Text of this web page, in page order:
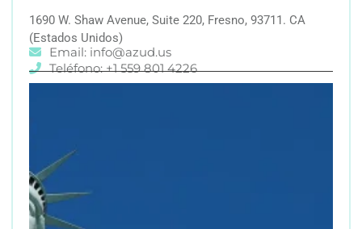
1690 W. Shaw Avenue, Suite 220, Fresno, 93711. CA
(Estados Unidos)
Email: info@azud.us
Teléfono: +1 559 801 4226